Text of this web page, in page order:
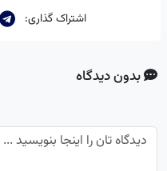
اشتراک گذاری:
بدون دیدگاه